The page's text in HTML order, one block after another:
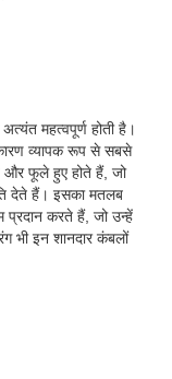
महत्वपूर्ण होती है।
व्यापक रूप से सबसे
और फूले हुए होते हैं, जो
देते हैं। इसका मतलब
प्रदान करते हैं, जो उन्हें
भी इन शानदार कंबलों